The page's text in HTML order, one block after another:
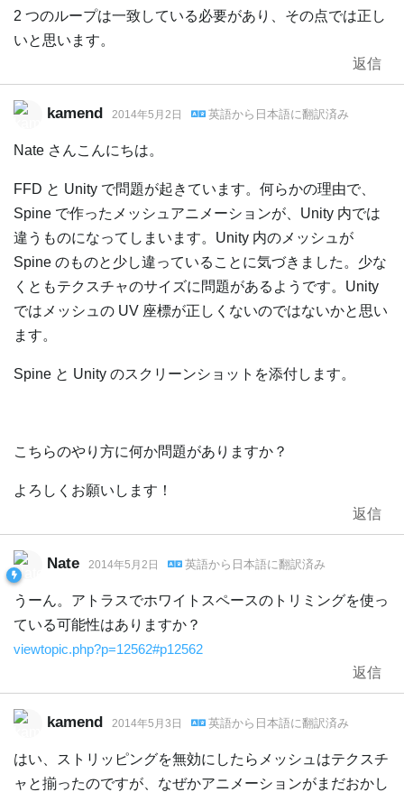
2 つのループは一致している必要があり、その点では正し
いと思います。
返信
kamend 2014年5月2日 英語から 日本語に翻訳済み
Nate さんこんにちは。
FFD と Unity で問題が起きています。何らかの理由で、
Spine で作ったメッシュアニメーションが、Unity 内では
違うものになってしまいます。Unity 内のメッシュが
Spine のものと少し違っていることに気づきました。少な
くともテクスチャのサイズに問題があるようです。Unity
ではメッシュの UV 座標が正しくないのではないかと思い
ます。
Spine と Unity のスクリーンショットを添付します。
こちらのやり方に何か問題がありますか？
よろしくお願いします！
返信
Nate 2014年5月2日 英語から 日本語に翻訳済み
うーん。アトラスでホワイトスペースのトリミングを使っ
ている可能性はありますか？
viewtopic.php?p=12562#p12562
返信
kamend 2014年5月3日 英語から 日本語に翻訳済み
はい、ストリッピングを無効にしたらメッシュはテクスチ
ャと揃ったのですが、なぜかアニメーションがまだおかし